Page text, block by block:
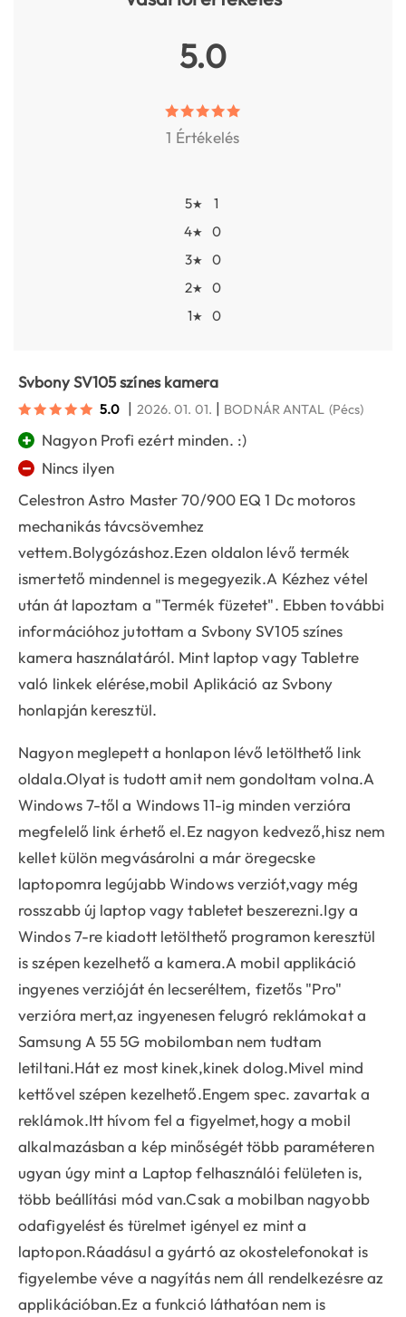
5.0
1 Értékelés
5★
1
4★
0
3★
0
2★
0
1★ 0
Svbony SV105 színes kamera
5.0 | 2026. 01. 01. | BODNÁR ANTAL (Pécs)
+ Nagyon Profi ezért minden. :)
−
Nincs ilyen
Celestron Astro Master 70/900 EQ 1 Dc motoros
mechanikás távcsövemhez
vettem.Bolygózáshoz.Ezen oldalon lévő termék
ismertető mindennel is megegyezik.A Kézhez vétel
után át lapoztam a "Termék füzetet". Ebben további
információhoz jutottam a Svbony SV105 színes
kamera használatáról. Mint laptop vagy Tabletre
való linkek elérése,mobil Aplikáció az Svbony
honlapján keresztül.
Nagyon meglepett a honlapon lévő letölthető link
oldala.Olyat is tudott amit nem gondoltam volna.A
Windows 7-től a Windows 11-ig minden verzióra
megfelelő link érhető el.Ez nagyon kedvező,hisz nem
kellet külön megvásárolni a már öregecske
laptopomra legújabb Windows verziót,vagy még
rosszabb új laptop vagy tabletet beszerezni.Igy a
Windos 7-re kiadott letölthető programon keresztül
is szépen kezelhető a kamera.A mobil applikáció
ingyenes verzióját én lecseréltem, fizetős "Pro"
verzióra mert,az ingyenesen felugró reklámokat a
Samsung A 55 5G mobilomban nem tudtam
letiltani.Hát ez most kinek,kinek dolog.Mivel mind
kettővel szépen kezelhető.Engem spec. zavartak a
reklámok.Itt hívom fel a figyelmet,hogy a mobil
alkalmazásban a kép minőségét több paraméteren
ugyan úgy mint a Laptop felhasználói felületen is,
több beállítási mód van.Csak a mobilban nagyobb
odafigyelést és türelmet igényel ez mint a
laptopon.Ráadásul a gyártó az okostelefonokat is
figyelembe véve a nagyítás nem áll rendelkezésre az
applikációban.Ez a funkció láthatóan nem is